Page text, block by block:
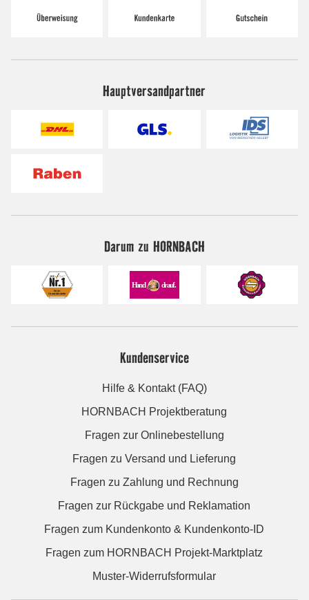
Hauptversandpartner
Darum zu HORNBACH
Kundenservice
Hilfe & Kontakt (FAQ)
HORNBACH Projektberatung
Fragen zur Onlinebestellung
Fragen zu Versand und Lieferung
Fragen zu Zahlung und Rechnung
Fragen zur Rückgabe und Reklamation
Fragen zum Kundenkonto & Kundenkonto-ID
Fragen zum HORNBACH Projekt-Marktplatz
Muster-Widerrufsformular